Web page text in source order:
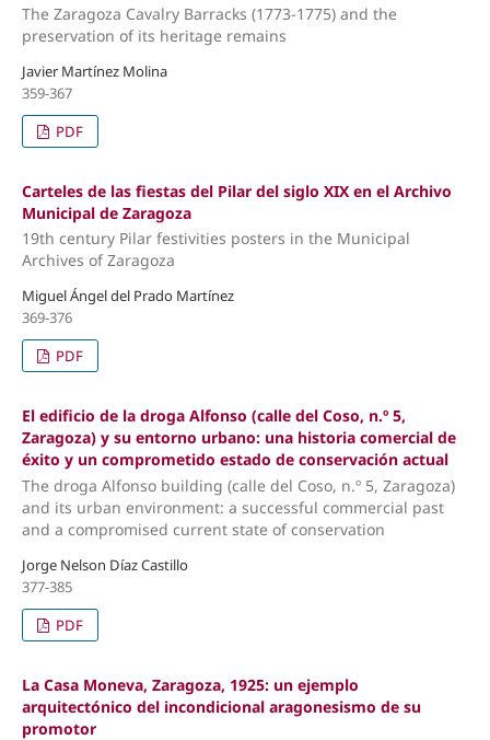
The Zaragoza Cavalry Barracks (1773-1775) and the
preservation of its heritage remains
Javier Martínez Molina
359-367
PDF
Carteles de las fiestas del Pilar del siglo XIX en el Archivo
Municipal de Zaragoza
19th century Pilar festivities posters in the Municipal
Archives of Zaragoza
Miguel Ángel del Prado Martínez
369-376
PDF
El edificio de la droga Alfonso (calle del Coso, n.º 5,
Zaragoza) y su entorno urbano: una historia comercial de
éxito y un comprometido estado de conservación actual
The droga Alfonso building (calle del Coso, n.º 5, Zaragoza)
and its urban environment: a successful commercial past
and a compromised current state of conservation
Jorge Nelson Díaz Castillo
377-385
PDF
La Casa Moneva, Zaragoza, 1925: un ejemplo
arquitectónico del incondicional aragonesismo de su
promotor